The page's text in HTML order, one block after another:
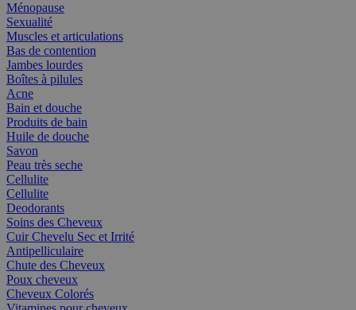
Ménopause
Sexualité
Muscles et articulations
Bas de contention
Jambes lourdes
Boîtes à pilules
Acne
Bain et douche
Produits de bain
Huile de douche
Savon
Peau très seche
Cellulite
Cellulite
Deodorants
Soins des Cheveux
Cuir Chevelu Sec et Irrité
Antipelliculaire
Chute des Cheveux
Poux cheveux
Cheveux Colorés